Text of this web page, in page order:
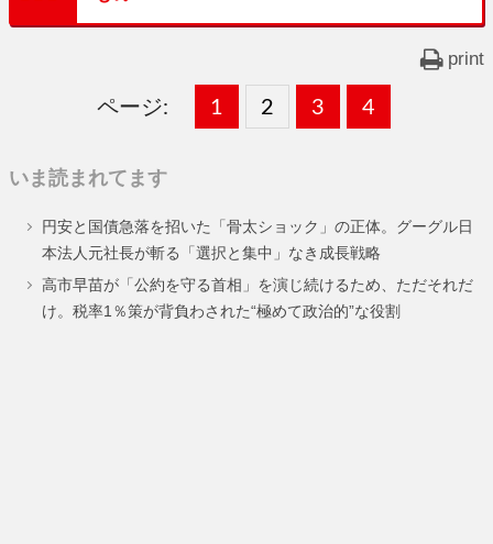
print
ページ:
固
ー
ジ
1 ,
固
ー
ジ
2 ,
固
ー
ジ
3 ,
固
ー
ジ
4
いま読まれてます
円安と国債急落を招いた「骨太ショック」の正体。グーグル日
本法人元社長が斬る「選択と集中」なき成長戦略
高市早苗が「公約を守る首相」を演じ続けるため、ただそれだ
け。税率1％策が背負わされた“極めて政治的”な役割